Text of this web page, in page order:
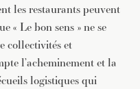
les restaurants peuvent
« Le bon sens » ne se
collectivités et
l’acheminement et la
logistiques qui